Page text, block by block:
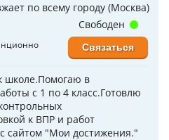
по всему городу (Москва)
школе.Помогаю в
с 1 по 4 класс.Готовлю
к ВПР и работ
сайтом "Мои достижения."
Свободен
Связаться